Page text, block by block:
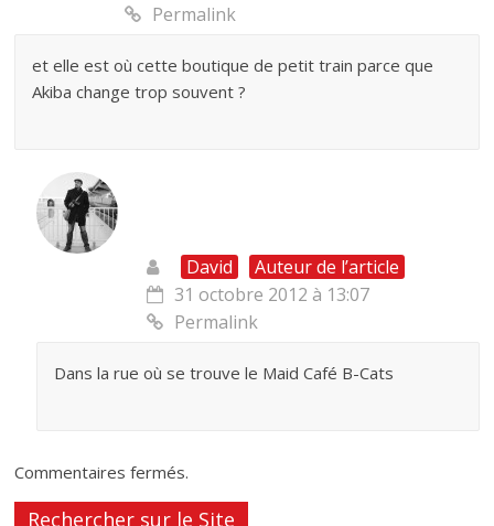
Permalink
et elle est où cette boutique de petit train parce que
Akiba change trop souvent ?
David
Auteur de l’article
31 octobre 2012 à 13:07
Permalink
Dans la rue où se trouve le Maid Café B-Cats
Commentaires fermés.
Rechercher sur le Site